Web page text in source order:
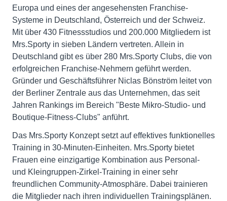
Europa und eines der angesehensten Franchise-
Systeme in Deutschland, Österreich und der Schweiz.
Mit über 430 Fitnessstudios und 200.000 Mitgliedern ist
Mrs.Sporty in sieben Ländern vertreten. Allein in
Deutschland gibt es über 280 Mrs.Sporty Clubs, die von
erfolgreichen Franchise-Nehmern geführt werden.
Gründer und Geschäftsführer Niclas Bönström leitet von
der Berliner Zentrale aus das Unternehmen, das seit
Jahren Rankings im Bereich "Beste Mikro-Studio- und
Boutique-Fitness-Clubs" anführt.
Das Mrs.Sporty Konzept setzt auf effektives funktionelles
Training in 30-Minuten-Einheiten. Mrs.Sporty bietet
Frauen eine einzigartige Kombination aus Personal-
und Kleingruppen-Zirkel-Training in einer sehr
freundlichen Community-Atmosphäre. Dabei trainieren
die Mitglieder nach ihren individuellen Trainingsplänen.